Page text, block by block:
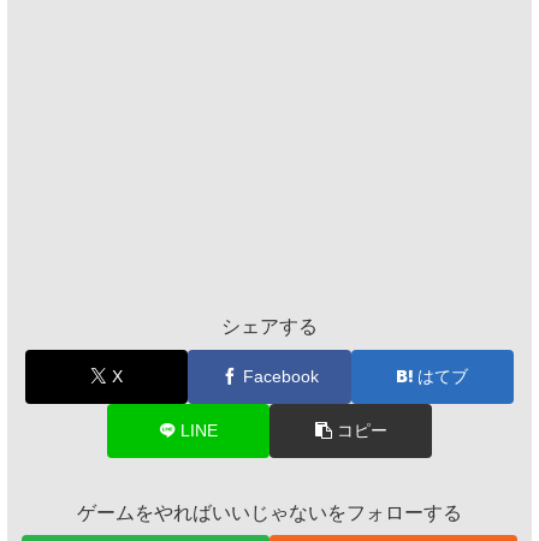
シェアする
X Facebook はてブ
LINE コピー
ゲームをやればいいじゃないをフォローする